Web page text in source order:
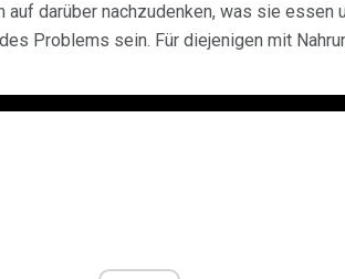
darüber nachzudenken, was sie essen
Problems sein. Für diejenigen mit